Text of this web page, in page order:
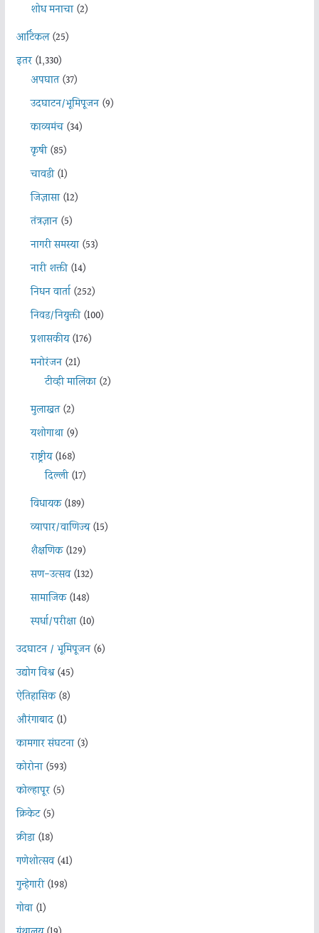
शोध मनाचा(2)
आर्टिकल(25)
इतर(1,330)
अपघात(37)
उदघाटन/भूमिपूजन(9)
काव्यमंच(34)
कृषी(85)
चावडी(1)
जिज्ञासा(12)
तंत्रज्ञान(5)
नागरी समस्या(53)
नारी शक्ती(14)
निधन वार्ता(252)
निवड/नियुक्ती(100)
प्रशासकीय(176)
मनोरंजन(21)
टीव्ही मालिका(2)
मुलाखत(2)
यशोगाथा(9)
राष्ट्रीय(168)
दिल्ली(17)
विधायक(189)
व्यापार/वाणिज्य(15)
शैक्षणिक(129)
सण-उत्सव(132)
सामाजिक(148)
स्पर्धा/परीक्षा(10)
उदघाटन / भूमिपूजन(6)
उद्योग विश्व(45)
ऐतिहासिक(8)
औरंगाबाद(1)
कामगार संघटना(3)
कोरोना(593)
कोल्हापूर(5)
क्रिकेट(5)
क्रीडा(18)
गणेशोत्सव(41)
गुन्हेगारी(198)
गोवा(1)